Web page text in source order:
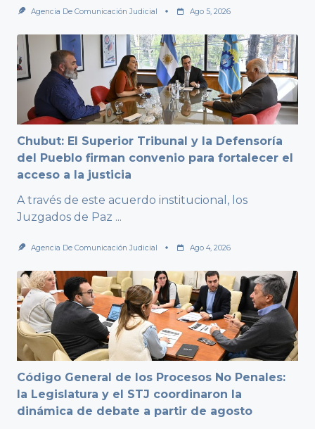
Agencia De Comunicación Judicial Ago 5, 2026
Chubut: El Superior Tribunal y la Defensoría
del Pueblo firman convenio para fortalecer el
acceso a la justicia
A través de este acuerdo institucional, los
Juzgados de Paz ...
Agencia De Comunicación Judicial Ago 4, 2026
Código General de los Procesos No Penales:
la Legislatura y el STJ coordinaron la
dinámica de debate a partir de agosto